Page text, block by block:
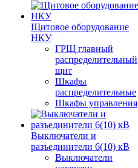
Щитовое оборудование
НКУ
ГРЩ главный
распределительный
щит
Шкафы
распределительные
Шкафы управления
Выключатели и
разъединители 6(10) кВ
Выключатели